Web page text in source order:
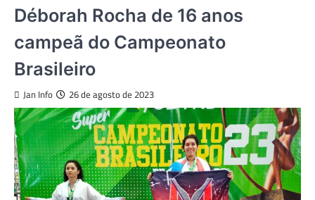
Déborah Rocha de 16 anos
campeã do Campeonato
Brasileiro
Jan Info 26 de agosto de 2023